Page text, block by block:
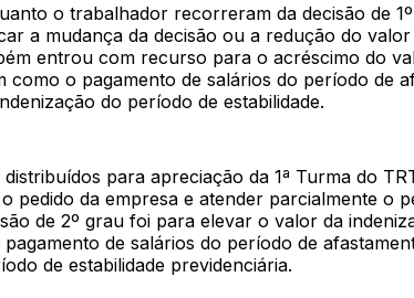
o trabalhador recorreram da decisão de
a mudança da decisão ou a redução do valor
entrou com recurso para o acréscimo do
como o pagamento de salários do período de
do período de estabilidade.
para apreciação da 1ª Turma do
pedido da empresa e atender parcialmente o
de 2º grau foi para elevar o valor da
de salários do período de
de estabilidade previdenciária.